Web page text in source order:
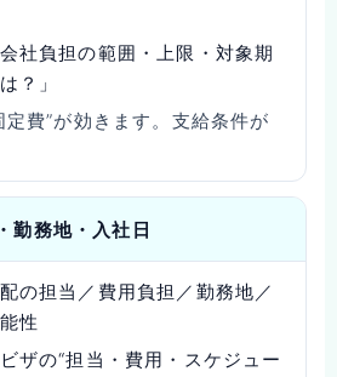
会社負担の範囲・上限・対象期
？」
定費”が効きます。支給条件が
勤務地・入社日
の担当／費用負担／勤務地／
性
ビザの“担当・費用・スケジュー